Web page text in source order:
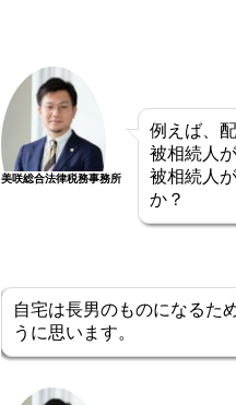
美咲総合法律税務事務所
例えば、
被相続人
被相続人
か？
自宅は長男のものになるた
うに思います。